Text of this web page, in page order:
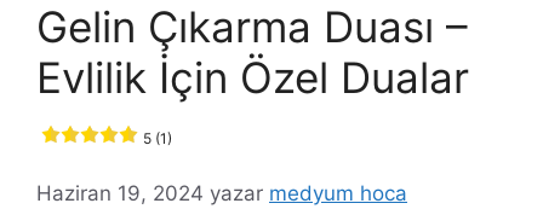
Gelin Çıkarma Duası –
Evlilik İçin Özel Dualar
5 (1)
Haziran 19, 2024 yazar medyum hoca